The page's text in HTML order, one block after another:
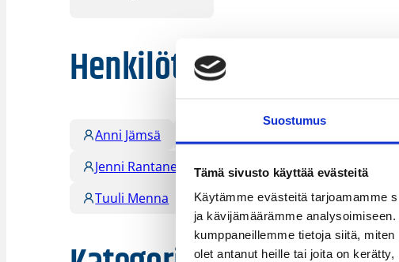
Suostumus
Tämä sivusto käyttää evästeitä
Käytämme evästeitä tarjoamamme
ja kävijämäärämme
kumppaneillemme tietoja siitä,
olet antanut heille tai joita on
Henkilöt
Anni Jämsä
Jenni Rantanen
Moona Hämäläinen
Tuuli Menna
Veera Välimaa Vilma